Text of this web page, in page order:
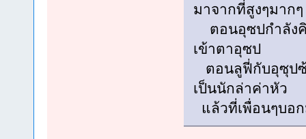
มาจากที่สูงๆมากๆ
ตอนอุซปกำลังคิ
เข้าตาอุซป
ตอนลูฟี่กับอุซุปซ้
เป็นนักล่าค่าหัว
แล้วที่เพื่อนๆบอ